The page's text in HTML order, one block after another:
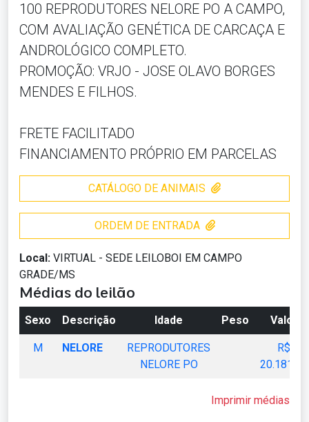
100 REPRODUTORES NELORE PO A CAMPO,
COM AVALIAÇÃO GENÉTICA DE CARCAÇA E
ANDROLÓGICO COMPLETO.
PROMOÇÃO: VRJO - JOSE OLAVO BORGES
MENDES E FILHOS.
FRETE FACILITADO
FINANCIAMENTO PRÓPRIO EM PARCELAS
CATÁLOGO DE ANIMAIS
ORDEM DE ENTRADA
Local: VIRTUAL - SEDE LEILOBOI EM CAMPO
GRADE/MS
Médias do leilão
Sexo Descrição Idade Peso Valor
M NELORE
REPRODUTORES
NELORE PO
R$
20.181,00
Imprimir médias